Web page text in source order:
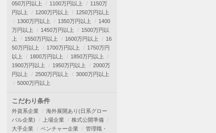
050万円以上
1100万円以上
1150万
円以上
1200万円以上
1250万円以上
1300万円以上
1350万円以上
1400
万円以上
1450万円以上
1500万円以
上
1550万円以上 1600万円以上
16
50万円以上
1700万円以上
1750万円
以上
1800万円以上
1850万円以上
1900万円以上
1950万円以上
2000万
円以上
2500万円以上
3000万円以上
5000万円以上
こだわり条件
外資系企業
海外展開あり(日系グロー
バル企業)
上場企業
株式公開準備
大手企業
ベンチャー企業
管理職・